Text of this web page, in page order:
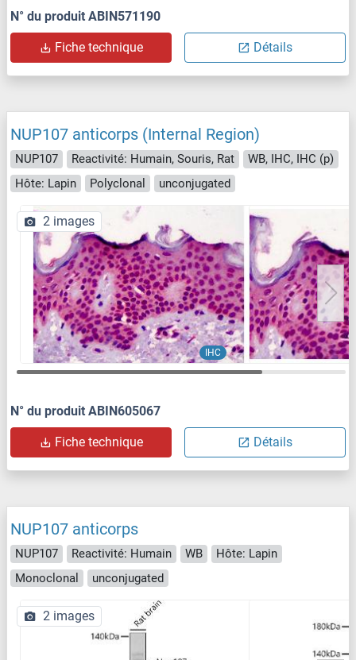
N° du produit ABIN571190
Fiche technique Détails
NUP107 anticorps (Internal Region)
NUP107 Reactivité: Humain, Souris, Rat
WB, IHC, IHC (p)
Hôte: Lapin
Polyclonal unconjugated
IHC
2 images
N° du produit ABIN605067
Fiche technique Détails
NUP107 anticorps
NUP107 Reactivité: Humain WB
Hôte: Lapin
Monoclonal
unconjugated
2 images